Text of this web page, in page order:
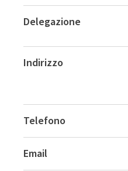
Delegazione
Indirizzo
Telefono
Email